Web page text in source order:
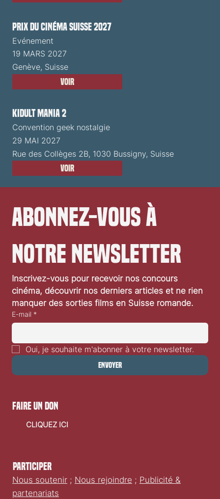
Prix du Cinéma Suisse 2027
Evénement
19 MARS 2027
Genève, Suisse
Voir
Kidult Mania 2
Convention geek nostalgie
29 MAI 2027
Rue des Collèges 2B, 1030 Bussigny, Suisse
Voir
Abonnez-vous à
notre newsletter
Inscrivez-vous pour recevoir nos concours
cinéma, découvrir nos derniers articles et ne rien
manquer des sorties films en Suisse romande.
E-mail *
Oui, je souhaite m'abonner à votre newsletter.
Envoyer
Participer
Nous soutenir ; Nous rejoindre ; Publicité &
partenariats
faire un don
CLIQUEZ ICI